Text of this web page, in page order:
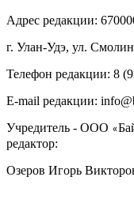
Адрес редакции:
г. Улан-Удэ, ул.
Телефон редакции: ‎‎8
E-mail редакции:
Учредитель - ООО «
редактор:
Озеров Игорь